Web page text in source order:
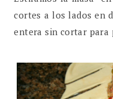
cortes a los lados en
entera sin cortar